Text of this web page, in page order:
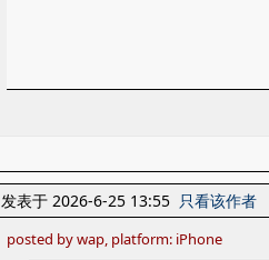
发表于 2026-6-25 13:55 只看该作者
posted by wap, platform: iPhone